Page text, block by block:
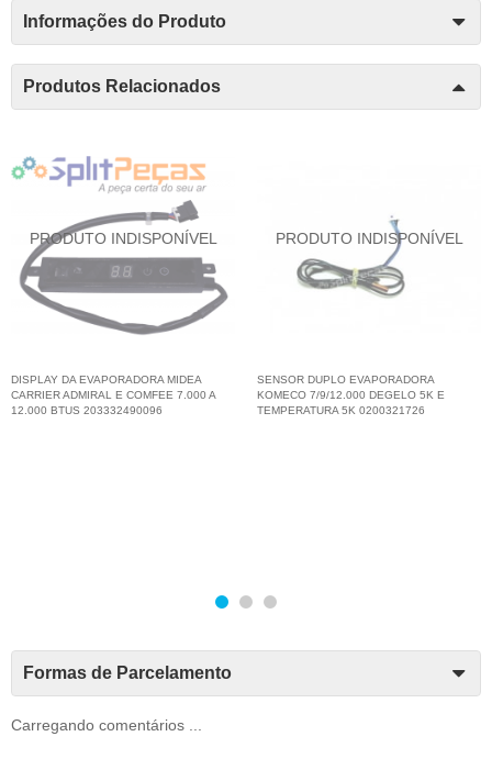
Informações do Produto
Produtos Relacionados
DISPLAY DA EVAPORADORA MIDEA
CARRIER ADMIRAL E COMFEE 7.000 A
12.000 BTUS 203332490096
SENSOR DUPLO EVAPORADORA
KOMECO 7/9/12.000 DEGELO 5K E
TEMPERATURA 5K 0200321726
Formas de Parcelamento
Carregando comentários ...